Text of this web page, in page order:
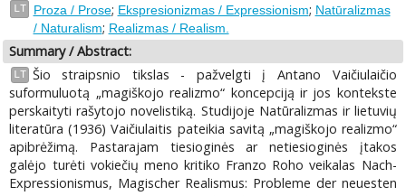
LT Proza / Prose; Ekspresionizmas / Expressionism; Natūralizmas
/ Naturalism; Realizmas / Realism.
Summary / Abstract:
LT Šio straipsnio tikslas - pažvelgti į Antano Vaičiulaičio
suformuluotą „magiškojo realizmo“ koncepciją ir jos kontekste
perskaityti rašytojo novelistiką. Studijoje Natūralizmas ir lietuvių
literatūra (1936) Vaičiulaitis pateikia savitą „magiškojo realizmo“
apibrėžimą. Pastarajam tiesioginės ar netiesioginės įtakos
galėjo turėti vokiečių meno kritiko Franzo Roho veikalas Nach-
Expressionismus, Magischer Realismus: Probleme der neuesten